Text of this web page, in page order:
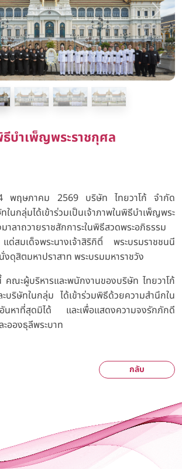
Next
ธีบำเพ็ญพระราชกุศล
พฤษภาคม 2569 บริษัท ไทยวาโก้ จำกัด
กลุ่มได้เข้าร่วมเป็นเจ้าภาพในพิธีบำเพ็ญพระ
าลาถวายราชสักการะในพิธีสวดพระอภิธรรม
ด่สมเด็จพระนางเจ้าสิริกิติ์ พระบรมราชชนนี
ดุสิตมหาปราสาท พระบรมมหาราชวัง
บริหารและพนักงานของบริษัท ไทยวาโก้
ริษัทในกลุ่ม ได้เข้าร่วมพิธีด้วยความสำนึกใน
นหาที่สุดมิได้ และเพื่อแสดงความจงรักภักดี
อองธุลีพระบาท
กลับ